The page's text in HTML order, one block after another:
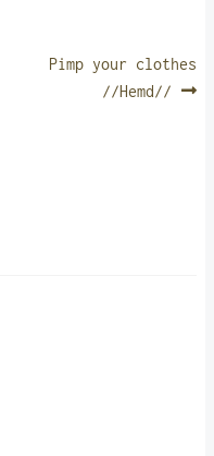
Nächster
Beitrag:
Pimp your clothes
//Hemd//